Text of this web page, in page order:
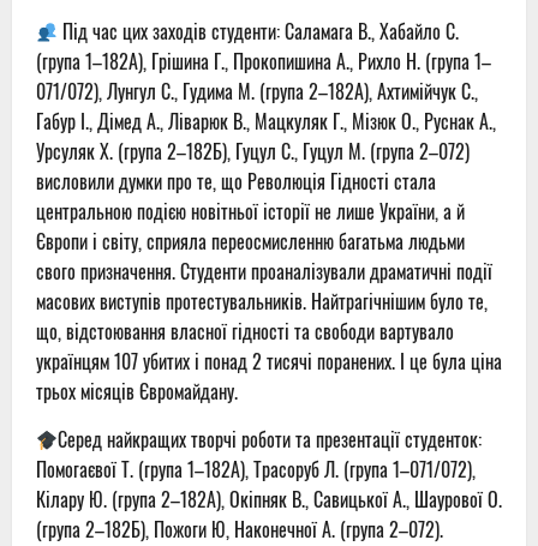
Під час цих заходів студенти: Саламага В., Хабайло С.
(група 1–182А), Грішина Г., Прокопишина А., Рихло Н. (група 1–
071/072), Лунгул С., Гудима М. (група 2–182А), Ахтимійчук С.,
Габур І., Дімед А., Ліварюк В., Мацкуляк Г., Мізюк О., Руснак А.,
Урсуляк Х. (група 2–182Б), Гуцул С., Гуцул М. (група 2–072)
висловили думки про те, що Революція Гідності стала
центральною подією новітньої історії не лише України, а й
Європи і світу, сприяла переосмисленню багатьма людьми
свого призначення. Студенти проаналізували драматичні події
масових виступів протестувальників. Найтрагічнішим було те,
що, відстоювання власної гідності та свободи вартувало
українцям 107 убитих і понад 2 тисячі поранених. І це була ціна
трьох місяців Євромайдану.
Серед найкращих творчі роботи та презентації студенток:
Помогаєвої Т. (група 1–182А), Трасоруб Л. (група 1–071/072),
Кілару Ю. (група 2–182А), Окіпняк В., Савицької А., Шаурової О.
(група 2–182Б), Пожоги Ю, Наконечної А. (група 2–072).